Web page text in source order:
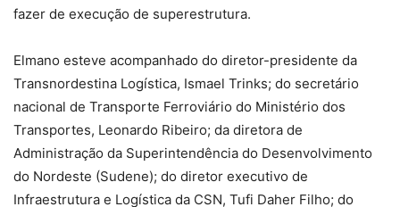
fazer de execução de superestrutura.
Elmano esteve acompanhado do diretor-presidente da
Transnordestina Logística, Ismael Trinks; do secretário
nacional de Transporte Ferroviário do Ministério dos
Transportes, Leonardo Ribeiro; da diretora de
Administração da Superintendência do Desenvolvimento
do Nordeste (Sudene); do diretor executivo de
Infraestrutura e Logística da CSN, Tufi Daher Filho; do